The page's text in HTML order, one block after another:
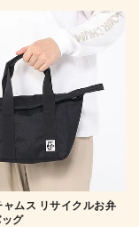
ムス リサイクルお弁
グ